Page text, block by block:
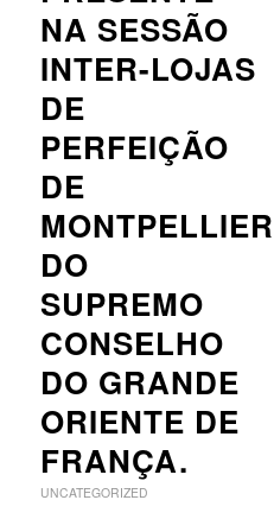
NA SESSÃO
INTER-LOJAS
DE
PERFEIÇÃO
DE
MONTPELLIER
DO
SUPREMO
CONSELHO
DO GRANDE
ORIENTE DE
FRANÇA.
UNCATEGORIZED